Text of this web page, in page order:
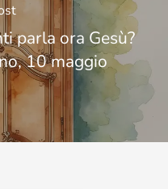
parla ora Gesù?
10 maggio